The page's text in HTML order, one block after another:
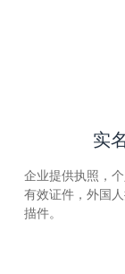
实
企业提供执照，
有效证件，外国
描件。